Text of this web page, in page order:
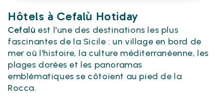
Hôtels à Cefalù Hotiday
Cefalù est l'une des destinations les plus
fascinantes de la Sicile : un village en bord de
mer où l'histoire, la culture méditerranéenne, les
plages dorées et les panoramas
emblématiques se côtoient au pied de la
Rocca.